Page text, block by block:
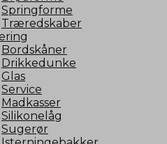
Springforme
Træredskaber
Bordskåner
Drikkedunke
Glas
Service
Madkasser
Silikonelåg
Sugerør